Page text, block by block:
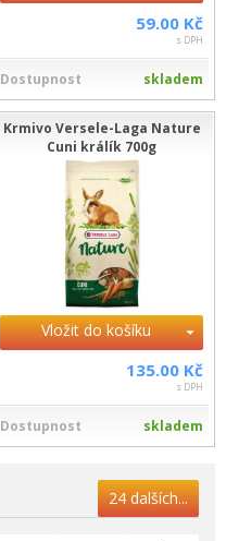
59.00 Kč
s DPH
Dostupnost skladem
Krmivo Versele-Laga Nature
Cuni králík 700g
Vložit do košíku
135.00 Kč
s DPH
Dostupnost skladem
24 dalších...